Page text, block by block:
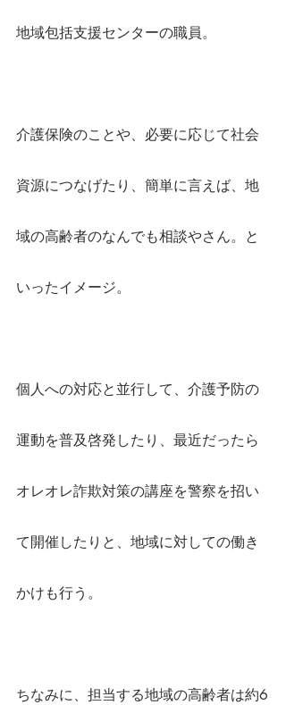
地域包括支援センターの職員。
介護保険のことや、必要に応じて社会
資源につなげたり、簡単に言えば、地
域の高齢者のなんでも相談やさん。と
いったイメージ。
個人への対応と並行して、介護予防の
運動を普及啓発したり、最近だったら
オレオレ詐欺対策の講座を警察を招い
て開催したりと、地域に対しての働き
かけも行う。
ちなみに、担当する地域の高齢者は約6